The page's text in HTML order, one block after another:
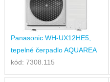
Panasonic WH-UX12HE5,
tepelné čerpadlo AQUAREA
kód: 7308.115